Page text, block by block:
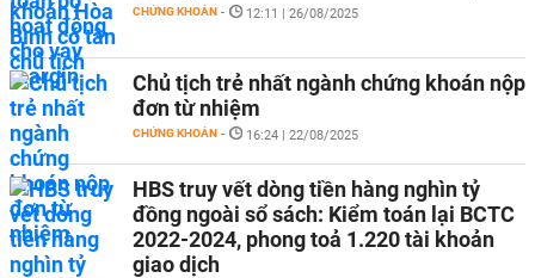
CHỨNG KHOÁN - 12:11 | 26/08/2025
Chủ tịch trẻ nhất ngành chứng khoán nộp
đơn từ nhiệm
CHỨNG KHOÁN - 16:24 | 22/08/2025
HBS truy vết dòng tiền hàng nghìn tỷ
đồng ngoài sổ sách: Kiểm toán lại BCTC
2022-2024, phong toả 1.220 tài khoản
giao dịch